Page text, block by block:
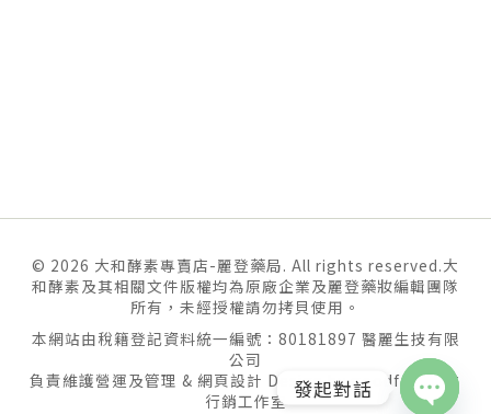
© 2026 大和酵素專賣店-麗登藥局. All rights reserved.大
和酵素及其相關文件版權均為原廠企業及麗登藥妝編輯團隊
所有，未經授權請勿拷貝使用。
本網站由稅籍登記資料統一編號：80181897 醫麗生技有限
公司
負責維護營運及管理 & 網頁設計 Design bygoodface數位
行銷工作室 發起對話